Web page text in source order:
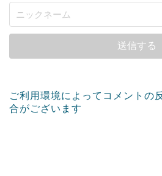
ご利用環境によってコメントの
合がございます